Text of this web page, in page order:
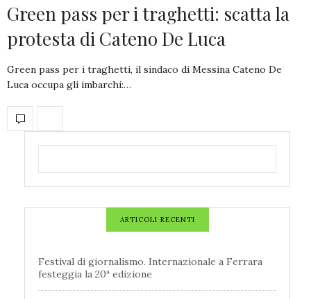
Green pass per i traghetti: scatta la
protesta di Cateno De Luca
Green pass per i traghetti, il sindaco di Messina Cateno De
Luca occupa gli imbarchi:…
ARTICOLI RECENTI
Festival di giornalismo. Internazionale a Ferrara
festeggia la 20ª edizione